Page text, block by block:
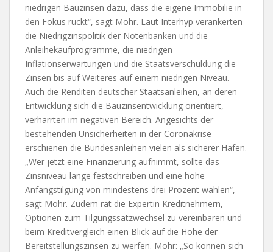
niedrigen Bauzinsen dazu, dass die eigene Immobilie in
den Fokus rückt“, sagt Mohr. Laut Interhyp verankerten
die Niedrigzinspolitik der Notenbanken und die
Anleihekaufprogramme, die niedrigen
Inflationserwartungen und die Staatsverschuldung die
Zinsen bis auf Weiteres auf einem niedrigen Niveau.
Auch die Renditen deutscher Staatsanleihen, an deren
Entwicklung sich die Bauzinsentwicklung orientiert,
verharrten im negativen Bereich. Angesichts der
bestehenden Unsicherheiten in der Coronakrise
erschienen die Bundesanleihen vielen als sicherer Hafen.
„Wer jetzt eine Finanzierung aufnimmt, sollte das
Zinsniveau lange festschreiben und eine hohe
Anfangstilgung von mindestens drei Prozent wählen“,
sagt Mohr. Zudem rät die Expertin Kreditnehmern,
Optionen zum Tilgungssatzwechsel zu vereinbaren und
beim Kreditvergleich einen Blick auf die Höhe der
Bereitstellungszinsen zu werfen. Mohr: „So können sich